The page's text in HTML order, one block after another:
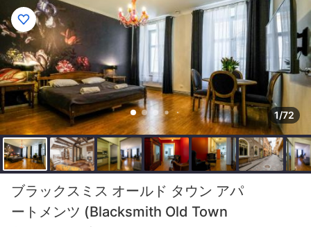
1/72
ブラックスミス オールド タウン アパ
ートメンツ (Blacksmith Old Town